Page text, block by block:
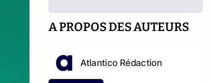
A PROPOS DES AUTEURS
Atlantico Rédaction